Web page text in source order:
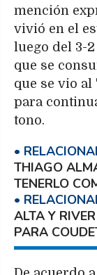
mención
vivió en el
luego del 3-
que se
que se vio al
para
tono.
THIAGO
TENERLO
ALTA Y
PARA